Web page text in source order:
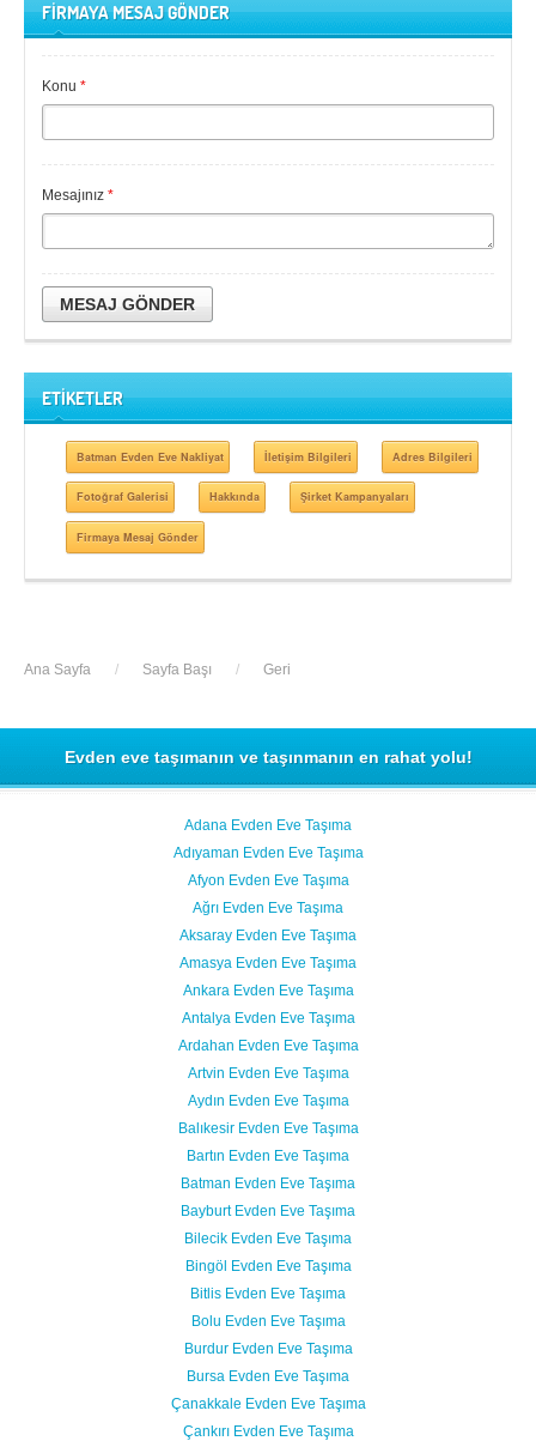
FİRMAYA MESAJ GÖNDER
Konu *
Mesajınız *
MESAJ GÖNDER
ETİKETLER
Batman Evden Eve Nakliyat İletişim Bilgileri Adres Bilgileri
Fotoğraf Galerisi Hakkında Şirket Kampanyaları
Firmaya Mesaj Gönder
Ana Sayfa / Sayfa Başı / Geri
Evden eve taşımanın ve taşınmanın en rahat yolu!
Adana Evden Eve Taşıma
Adıyaman Evden Eve Taşıma
Afyon Evden Eve Taşıma
Ağrı Evden Eve Taşıma
Aksaray Evden Eve Taşıma
Amasya Evden Eve Taşıma
Ankara Evden Eve Taşıma
Antalya Evden Eve Taşıma
Ardahan Evden Eve Taşıma
Artvin Evden Eve Taşıma
Aydın Evden Eve Taşıma
Balıkesir Evden Eve Taşıma
Bartın Evden Eve Taşıma
Batman Evden Eve Taşıma
Bayburt Evden Eve Taşıma
Bilecik Evden Eve Taşıma
Bingöl Evden Eve Taşıma
Bitlis Evden Eve Taşıma
Bolu Evden Eve Taşıma
Burdur Evden Eve Taşıma
Bursa Evden Eve Taşıma
Çanakkale Evden Eve Taşıma
Çankırı Evden Eve Taşıma